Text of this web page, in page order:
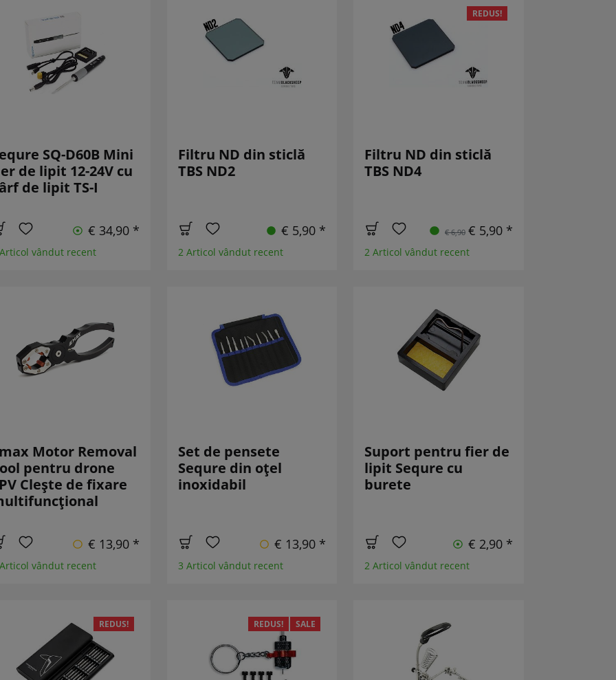
SQ-D60B Mini
de lipit 12-24V cu
de lipit TS-I
€ 34,90 *
vândut recent
Filtru ND din sticlă
TBS ND2
€ 5,90 *
2 Articol vândut recent
REDUS!
Filtru ND din sticlă
TBS ND4
€ 6,90 € 5,90 *
2 Articol vândut recent
Motor Removal
pentru drone
Clește de fixare
€ 13,90 *
vândut recent
Set de pensete
Sequre din oțel
inoxidabil
€ 13,90 *
3 Articol vândut recent
Suport pentru fier de
lipit Sequre cu
burete
€ 2,90 *
2 Articol vândut recent
REDUS! REDUS! SALE